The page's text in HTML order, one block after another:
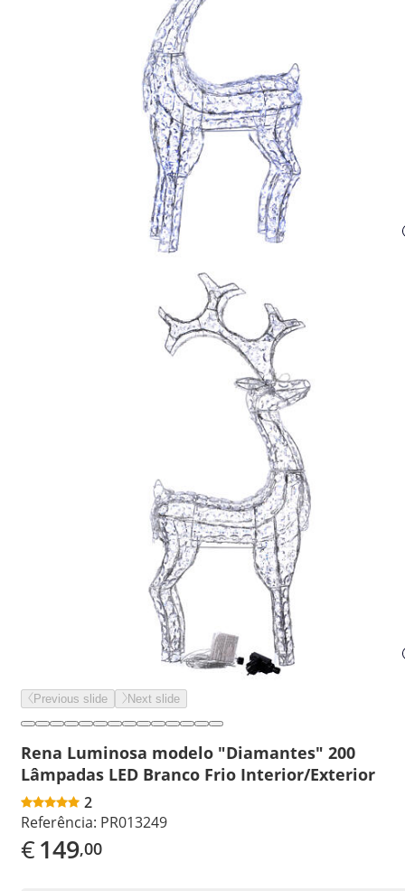
Previous slide Next slide
Rena Luminosa modelo "Diamantes" 200
Lâmpadas LED Branco Frio Interior/Exterior
2
Referência: PR013249
€149,00